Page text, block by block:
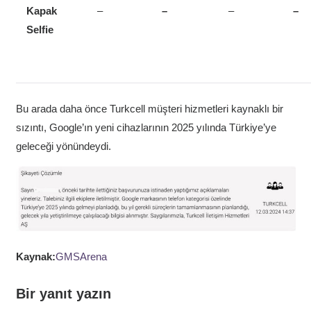
Kapak
Selfie
– – – –
Bu arada daha önce Turkcell müşteri hizmetleri kaynaklı bir
sızıntı, Google’ın yeni cihazlarının 2025 yılında Türkiye’ye
geleceği yönündeydi.
Kaynak:GMSArena
Bir yanıt yazın